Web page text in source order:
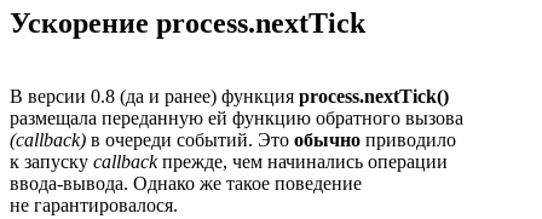
Ускорение process.nextTick
В версии 0.8 (да и ранее) функция process.nextTick()
размещала переданную ей функцию обратного вызова
(callback) в очереди событий. Это обычно приводило
к запуску callbackпрежде, чем начинались операции
ввода-вывода. Однако же такое поведение
не гарантировалося.